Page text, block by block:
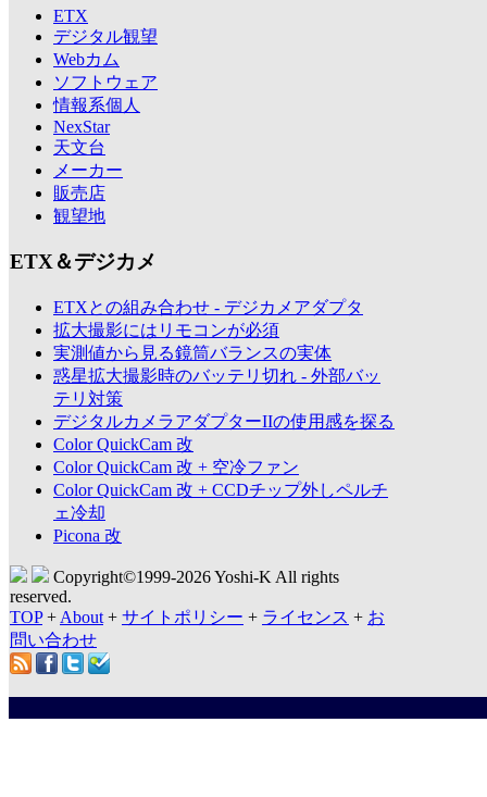
ETX
デジタル観望
Webカム
ソフトウェア
情報系個人
NexStar
天文台
メーカー
販売店
観望地
ETX＆デジカメ
ETXとの組み合わせ - デジカメアダプタ
拡大撮影にはリモコンが必須
実測値から見る鏡筒バランスの実体
惑星拡大撮影時のバッテリ切れ - 外部バッ
テリ対策
デジタルカメラアダプターIIの使用感を探る
Color QuickCam 改
Color QuickCam 改 + 空冷ファン
Color QuickCam 改 + CCDチップ外しペルチ
ェ冷却
Picona 改
Copyright©1999-2026 Yoshi-K All rights
reserved.
TOP+ About + サイトポリシー + ライセンス + お
問い合わせ